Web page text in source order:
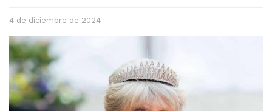
4 de diciembre de 2024